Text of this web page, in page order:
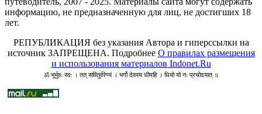
информацию, не предназначенную для лиц, не достигших 18
лет.
РЕПУБЛИКАЦИЯ без указания Автора и гиперссылки на
источник ЗАПРЕЩЕНА. Подробнее О правилах размещения
и использования материалов Indonet.Ru
ॐ भूर्भुवः स्वः । तत् सवितुर्वरेण्यं । भर्गो देवस्य धीमहि । धियो यो नः प्रचोदयात् ॥